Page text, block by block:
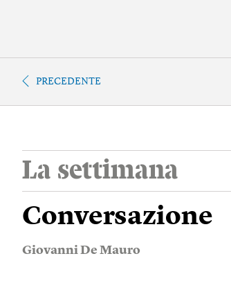
PRECEDENTE
La settimana
Conversazione
Giovanni De Mauro